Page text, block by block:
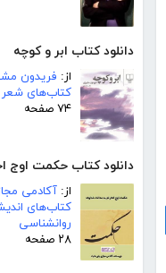
دانلود کتاب ابر و کوچه
از: فریدون
کتاب‌های شعر
۷۴ صفحه
دانلود کتاب حکمت اوج
از: آکادمی
کتاب‌های
روانشناسی
۲۸ صفحه